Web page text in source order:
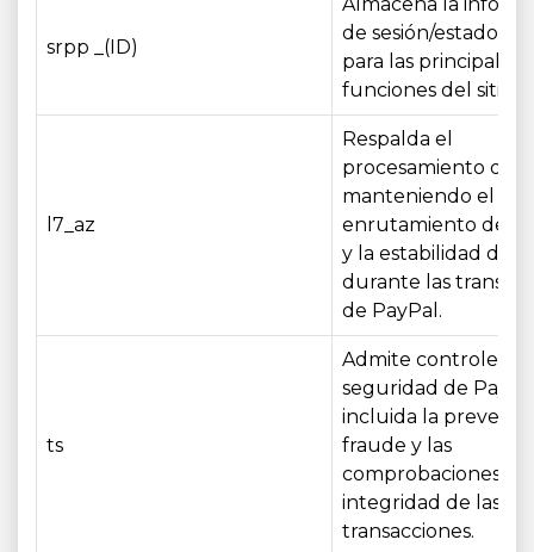
srpp _(ID)
de sesión/estado
para las principales
funciones del sitio
l7_az
Respalda el
procesamiento de
manteniendo el
enrutamiento de la
y la estabilidad del
durante las
de PayPal.
ts
Admite controles
seguridad de
incluida la
fraude y las
comprobaciones de
integridad de las
transacciones.